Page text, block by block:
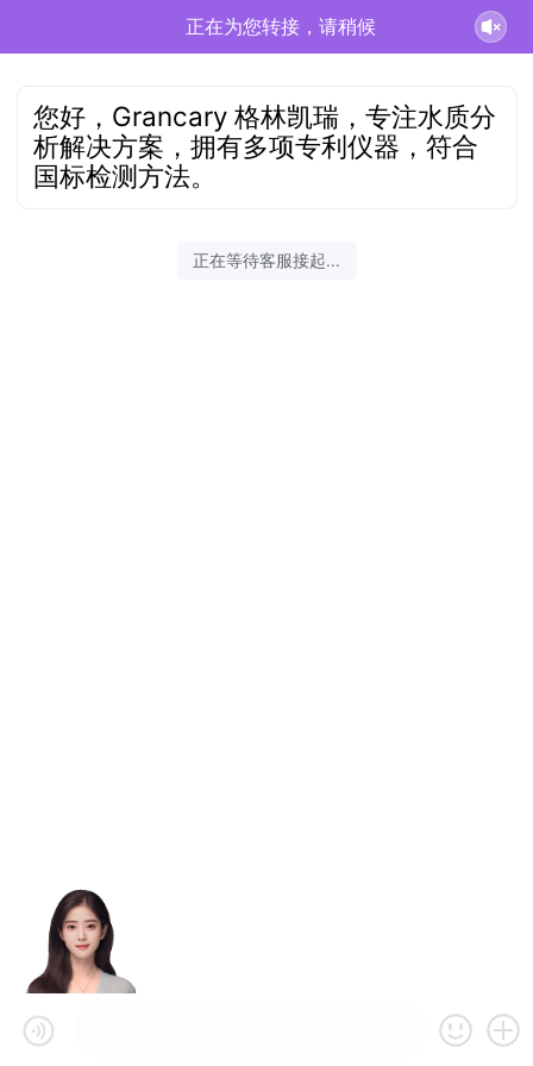
正在为您转接，请稍候
您好，Grancary 格林凯瑞，专注水质分
析解决方案，拥有多项专利仪器，符合
国标检测方法。
正在等待客服接起...